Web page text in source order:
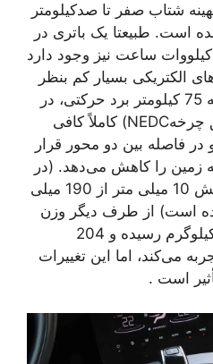
شتاب صفر تا صدکیلومتر
اعلام شده است. طبیعتا یک باتری در
حال کار با ظرفیت 19.27 کیلووات ساعت نیز وجود دارد
الکتریکی بسیار کم بنظر
می‌رسد اما برای رسیدن به 75 کیلومتر برد حرکتی، در
حالت تمام الکتریکی (طبق چرخهNEDC) کاملاً کافی
در فاصله بین دو محور قرار
زمین را کاهش می‌دهد. (در
مقایسه با تیگو 8 پروبا کاهش 10 میلی متر از 190 میلی
رسیده است) از طرف دیگر وزن
خودرو از 1640 به 1844 کیلوگرم رسیده و 204
می‌کند، اما این تغییرات
است .